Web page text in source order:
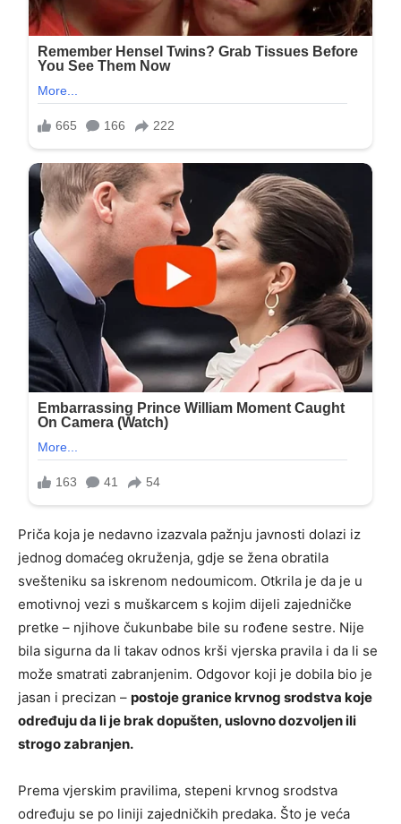
Priča koja je nedavno izazvala pažnju javnosti dolazi iz
jednog domaćeg okruženja, gdje se žena obratila
svešteniku sa iskrenom nedoumicom. Otkrila je da je u
emotivnoj vezi s muškarcem s kojim dijeli zajedničke
pretke – njihove čukunbabe bile su rođene sestre. Nije
bila sigurna da li takav odnos krši vjerska pravila i da li se
može smatrati zabranjenim. Odgovor koji je dobila bio je
jasan i precizan – postoje granice krvnog srodstva koje
određuju da li je brak dopušten, uslovno dozvoljen ili
strogo zabranjen.
Prema vjerskim pravilima, stepeni krvnog srodstva
određuju se po liniji zajedničkih predaka. Što je veća